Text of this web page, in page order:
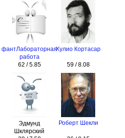
фантЛабораторная
работа
62 / 5.85
Хулио Кортасар
59 / 8.08
Эдмунд
Шклярский
Роберт Шекли